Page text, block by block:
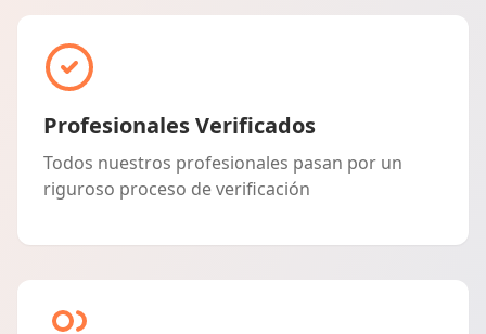
Profesionales Verificados
Todos nuestros profesionales pasan por un
riguroso proceso de verificación